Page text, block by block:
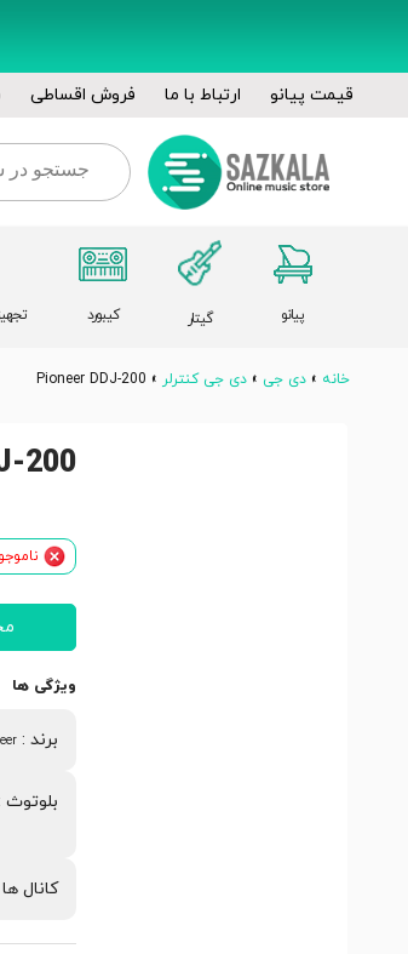
قیمت پیانو ارتباط با ما فروش اقساطی
پیانو گیتار کیبورد
خانه »دی جی »دی جی کنترلر »
Pioneer DDJ-200
200
ویژگی ها
برند:
بلوتوث
کانال ها